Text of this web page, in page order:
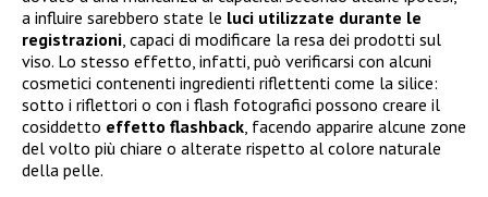
a influire sarebbero state le luci utilizzate durante le
registrazioni, capaci di modificare la resa dei prodotti sul
viso. Lo stesso effetto, infatti, può verificarsi con alcuni
cosmetici contenenti ingredienti riflettenti come la silice:
sotto i riflettori o con i flash fotografici possono creare il
cosiddetto effetto flashback, facendo apparire alcune zone
del volto più chiare o alterate rispetto al colore naturale
della pelle.